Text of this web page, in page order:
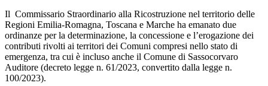
Il Commissario Straordinario alla Ricostruzione nel territorio delle
Regioni Emilia-Romagna, Toscana e Marche ha emanato due
ordinanze per la determinazione, la concessione e l’erogazione dei
contributi rivolti ai territori dei Comuni compresi nello stato di
emergenza, tra cui è incluso anche il Comune di Sassocorvaro
Auditore (decreto legge n. 61/2023, convertito dalla legge n.
100/2023).